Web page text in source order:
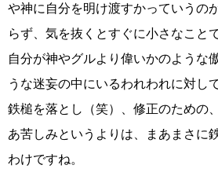
や神に自分を明け渡すかっていうの
らず、気を抜くとすぐに小さなこと
自分が神やグルより偉いかのような
うな迷妄の中にいるわれわれに対し
鉄槌を落とし（笑）、修正のための
あ苦しみというよりは、まあまさに
わけですね。